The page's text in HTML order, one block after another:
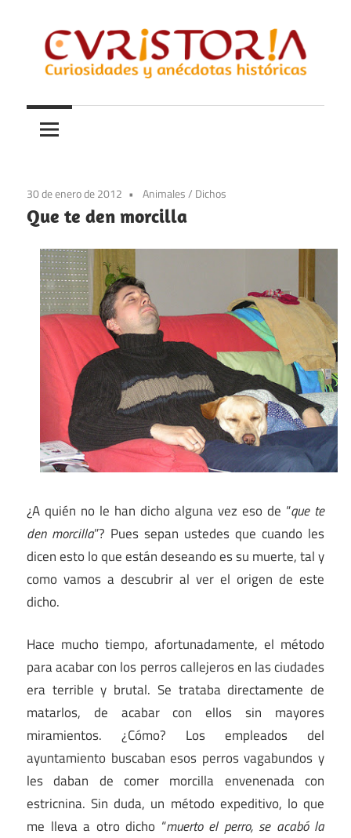
contenido
Curistoria
y
anécdotas
historia
30 de enero de 2012 Animales/ Dichos
Que te den morcilla
¿A quién no le han dicho alguna vez eso de “que te
den morcilla”? Pues sepan ustedes que cuando les
dicen esto lo que están deseando es su muerte, tal y
como vamos a descubrir al ver el origen de este
dicho.
Hace mucho tiempo, afortunadamente, el método
para acabar con los perros callejeros en las ciudades
era terrible y brutal. Se trataba directamente de
matarlos, de acabar con ellos sin mayores
miramientos. ¿Cómo? Los empleados del
ayuntamiento buscaban esos perros vagabundos y
les daban de comer morcilla envenenada con
estricnina. Sin duda, un método expeditivo, lo que
me lleva a otro dicho “muerto el perro, se acabó la